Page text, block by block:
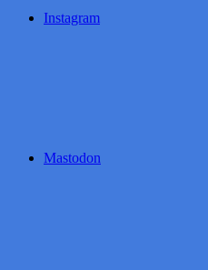
Instagram
Mastodon